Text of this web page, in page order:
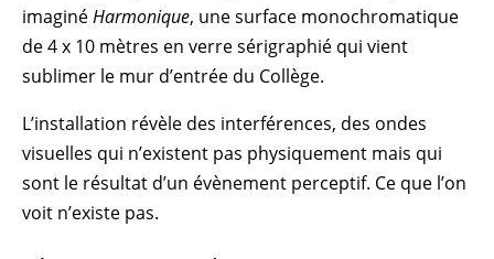
imaginéHarmonique, une surface monochromatique
de 4 x 10 mètres en verre sérigraphié qui vient
sublimer le mur d’entrée du Collège.
L’installation révèle des interférences, des ondes
visuelles qui n’existent pas physiquement mais qui
sont le résultat d’un évènement perceptif. Ce que l’on
voit n’existe pas.